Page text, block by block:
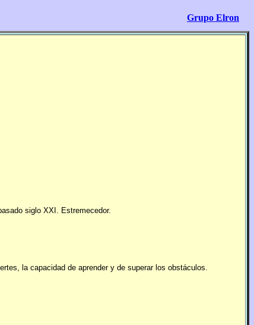
Grupo Elron
siglo XXI. Estremecedor.
la capacidad de aprender y de superar los obstáculos.